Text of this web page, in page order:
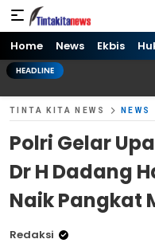
Tinta kita News
Informasi Terkini
Home News Ekbis
HEADLINE
TINTA KITA NEWS NEWS
Polri Gelar
Dr H Dadang
Naik Pangkat
Redaksi